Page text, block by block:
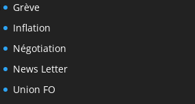
Grève
Inflation
Négotiation
News Letter
Union FO